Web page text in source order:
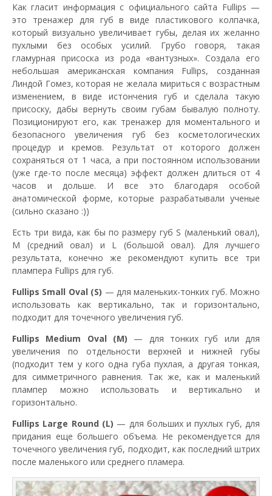
Как гласит информация с официального сайта Fullips —
это тренажер для губ в виде пластикового колпачка,
который визуально увеличивает губы, делая их желанно
пухлыми без особых усилий. Грубо говоря, такая
гламурная присоска из рода «вантузных». Создала его
небольшая американская компания Fullips, созданная
Линдой Гомез, которая не желала мириться с возрастным
изменением, в виде истончения губ и сделала такую
присоску, дабы вернуть своим губам бывалую полноту.
Позиционируют его, как тренажер для моментального и
безопасного увеличения губ без косметологических
процедур и кремов. Результат от которого должен
сохраняться от 1 часа, а при постоянном использовании
(уже где-то после месяца) эффект должен длиться от 4
часов и дольше. И все это благодаря особой
анатомической форме, которые разрабатывали ученые
(сильно сказано :))
Есть три вида, как бы по размеру губ S (маленький овал),
M (средний овал) и L (большой овал). Для лучшего
результата, конечно же рекомендуют купить все три
плампера Fullips для губ.
Fullips Small Oval (S) — для маленьких-тонких губ. Можно
использовать как вертикально, так и горизонтально,
подходит для точечного увеличения губ.
Fullips Medium Oval (М) — для тонких губ или для
увеличения по отдельности верхней и нижней губы
(подходит тем у кого одна губа пухлая, а другая тонкая,
для симметричного равнения. Так же, как и маленький
плампер можно использовать и вертикально и
горизонтально.
Fullips Large Round (L) — для больших и пухлых губ, для
придания еще большего объема. Не рекомендуется для
точечного увеличения губ, подходит, как последний штрих
после маленького или среднего пламера.